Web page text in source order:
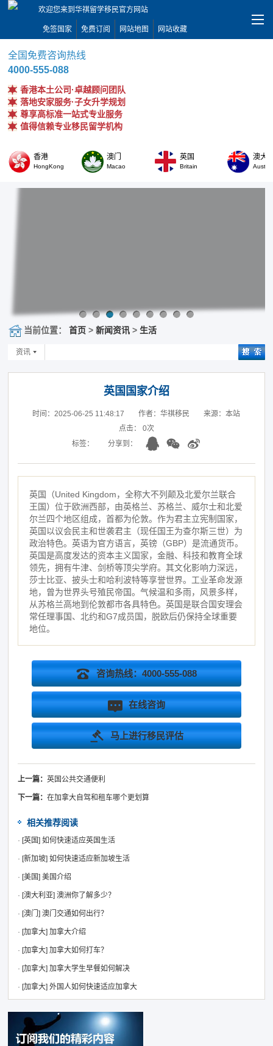
欢迎您来到华祺留学移民官方网站
免签国家 免费订阅 网站地图 网站收藏
全国免费咨询热线
4000-555-088
香港本土公司·卓越顾问团队
落地安家服务·子女升学规划
尊享高标准一站式专业服务
值得信赖专业移民留学机构
香港
HongKong
澳门
Macao
英国
Britain
澳大
当前位置： 首页 >新闻资讯 >生活
资讯
英国国家介绍
时间：2025-06-25 11:48:17 作者：华祺移民
来源：本站
点击： 0次
标签：
分享到：
英国（United Kingdom，全称大不列颠及北爱尔兰联合
王国）位于欧洲西部，由英格兰、苏格兰、威尔士和北爱
尔兰四个地区组成，首都为伦敦。作为君主立宪制国家，
英国以议会民主和世袭君主（现任国王为查尔斯三世）为
政治特色。英语为官方语言，英镑（GBP）是流通货币。
英国是高度发达的资本主义国家，金融、科技和教育全球
领先，拥有牛津、剑桥等顶尖学府。其文化影响力深远，
莎士比亚、披头士和哈利波特等享誉世界。工业革命发源
地，曾为世界头号殖民帝国。气候温和多雨，风景多样，
从苏格兰高地到伦敦都市各具特色。英国是联合国安理会
常任理事国、北约和G7成员国，脱欧后仍保持全球重要
地位。
咨询热线：4000-555-088
在线咨询
马上进行移民评估
上一篇：英国公共交通便利
下一篇：在加拿大自驾和租车哪个更划算
相关推荐阅读
· [英国] 如何快速适应英国生活
· [新加坡] 如何快速适应新加坡生活
· [美国] 美国介绍
· [澳大利亚] 澳洲你了解多少？
· [澳门] 澳门交通如何出行？
· [加拿大] 加拿大介绍
· [加拿大] 加拿大如何打车？
· [加拿大] 加拿大学生早餐如何解决
· [加拿大] 外国人如何快速适应加拿大